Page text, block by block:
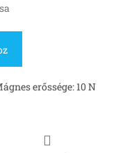
erőssége: 10 N